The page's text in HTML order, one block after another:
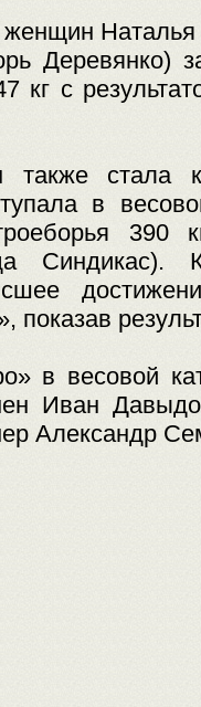
Наталья
Деревянко)
кг с
стала
в
390
Синдикас).
в весовой
Иван
Александр